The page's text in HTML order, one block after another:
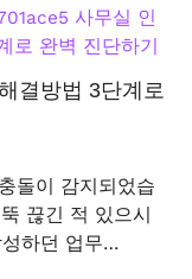
결방법 3단계로
돌이 감지되었습
끊긴 적 있으시
하던 업무…